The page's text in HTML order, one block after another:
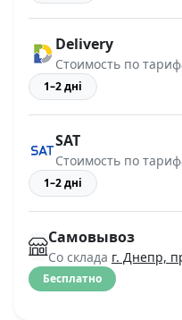
Delivery
Стоимость по
1–2 дні
SAT
Стоимость по
1–2 дні
Самовывоз
Со склада г. Днепр,
Бесплатно